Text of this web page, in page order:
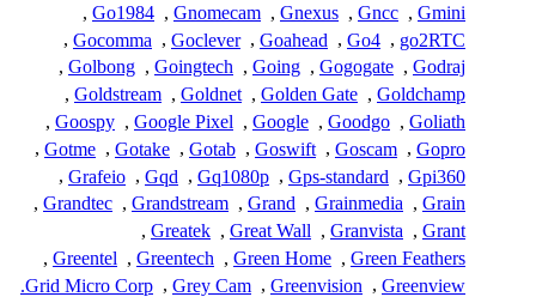
Gmini
,
Gncc
,
Gnexus
,
Gnomecam
,
Go1984
,
go2RTC
,
Go4
,
Goahead
,
Goclever
,
Gocomma
,
Godraj
,
Gogogate
,
Going
,
Goingtech
,
Golbong
,
Goldchamp
,
Golden Gate
,
Goldnet
,
Goldstream
,
Goliath
,
Goodgo
,
Google
,
Google Pixel
,
Goospy
,
Gopro
,
Goscam
,
Goswift
,
Gotab
,
Gotake
,
Gotme
,
Gpi360
,
Gps-standard
,
Gq1080p
,
Gqd
,
Grafeio
,
Grain
,
Grainmedia
,
Grand
,
Grandstream
,
Grandtec
,
Grant
,
Granvista
,
Great Wall
,
Greatek
,
Green Feathers
,
Green Home
,
Greentech
,
Greentel
,
Greenview
,
Greenvision
,
Grey Cam
,
Grid Micro Corp.